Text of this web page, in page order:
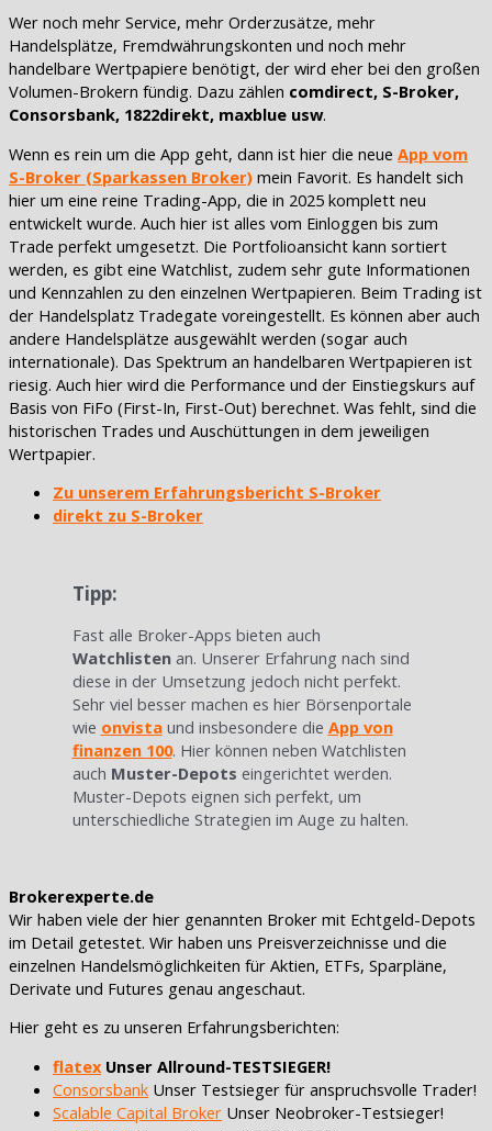
Wer noch mehr Service, mehr Orderzusätze, mehr
Handelsplätze, Fremdwährungskonten und noch mehr
handelbare Wertpapiere benötigt, der wird eher bei den großen
Volumen-Brokern fündig. Dazu zählen comdirect, S-Broker,
Consorsbank, 1822direkt, maxblue usw.
Wenn es rein um die App geht, dann ist hier die neue App vom
S-Broker (Sparkassen Broker) mein Favorit. Es handelt sich
hier um eine reine Trading-App, die in 2025 komplett neu
entwickelt wurde. Auch hier ist alles vom Einloggen bis zum
Trade perfekt umgesetzt. Die Portfolioansicht kann sortiert
werden, es gibt eine Watchlist, zudem sehr gute Informationen
und Kennzahlen zu den einzelnen Wertpapieren. Beim Trading ist
der Handelsplatz Tradegate voreingestellt. Es können aber auch
andere Handelsplätze ausgewählt werden (sogar auch
internationale). Das Spektrum an handelbaren Wertpapieren ist
riesig. Auch hier wird die Performance und der Einstiegskurs auf
Basis von FiFo (First-In, First-Out) berechnet. Was fehlt, sind die
historischen Trades und Auschüttungen in dem jeweiligen
Wertpapier.
Zu unserem Erfahrungsbericht S-Broker
direkt zu S-Broker
Tipp:
Fast alle Broker-Apps bieten auch
Watchlistenan. Unserer Erfahrung nach sind
diese in der Umsetzung jedoch nicht perfekt.
Sehr viel besser machen es hier Börsenportale
wie onvistaund insbesondere die App von
finanzen 100. Hier können neben Watchlisten
auch Muster-Depots eingerichtet werden.
Muster-Depots eignen sich perfekt, um
unterschiedliche Strategien im Auge zu halten.
Brokerexperte.de
Wir haben viele der hier genannten Broker mit Echtgeld-Depots
im Detail getestet. Wir haben uns Preisverzeichnisse und die
einzelnen Handelsmöglichkeiten für Aktien, ETFs, Sparpläne,
Derivate und Futures genau angeschaut.
Hier geht es zu unseren Erfahrungsberichten:
flatex Unser Allround-TESTSIEGER!
Consorsbank Unser Testsieger für anspruchsvolle Trader!
Scalable Capital Broker Unser Neobroker-Testsieger!